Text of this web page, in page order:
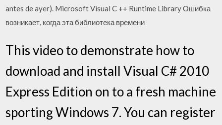
antes de ayer). Microsoft Visual C ++ Runtime Library Ошибка
возникает, когда эта библиотека времени
This video to demonstrate how to
download and install Visual C# 2010
Express Edition on to a fresh machine
sporting Windows 7. You can register